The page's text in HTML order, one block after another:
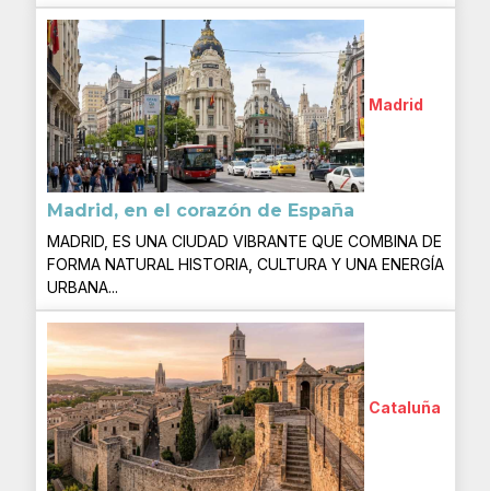
Madrid
Madrid, en el corazón de España
MADRID, ES UNA CIUDAD VIBRANTE QUE COMBINA DE
FORMA NATURAL HISTORIA, CULTURA Y UNA ENERGÍA
URBANA...
Cataluña